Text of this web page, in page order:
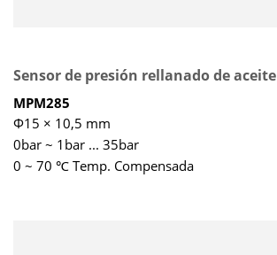
Sensor de presión rellanado de aceite
MPM285
Φ15 × 10,5 mm
0bar ~ 1bar ... 35bar
0 ~ 70 ℃ Temp. Compensada